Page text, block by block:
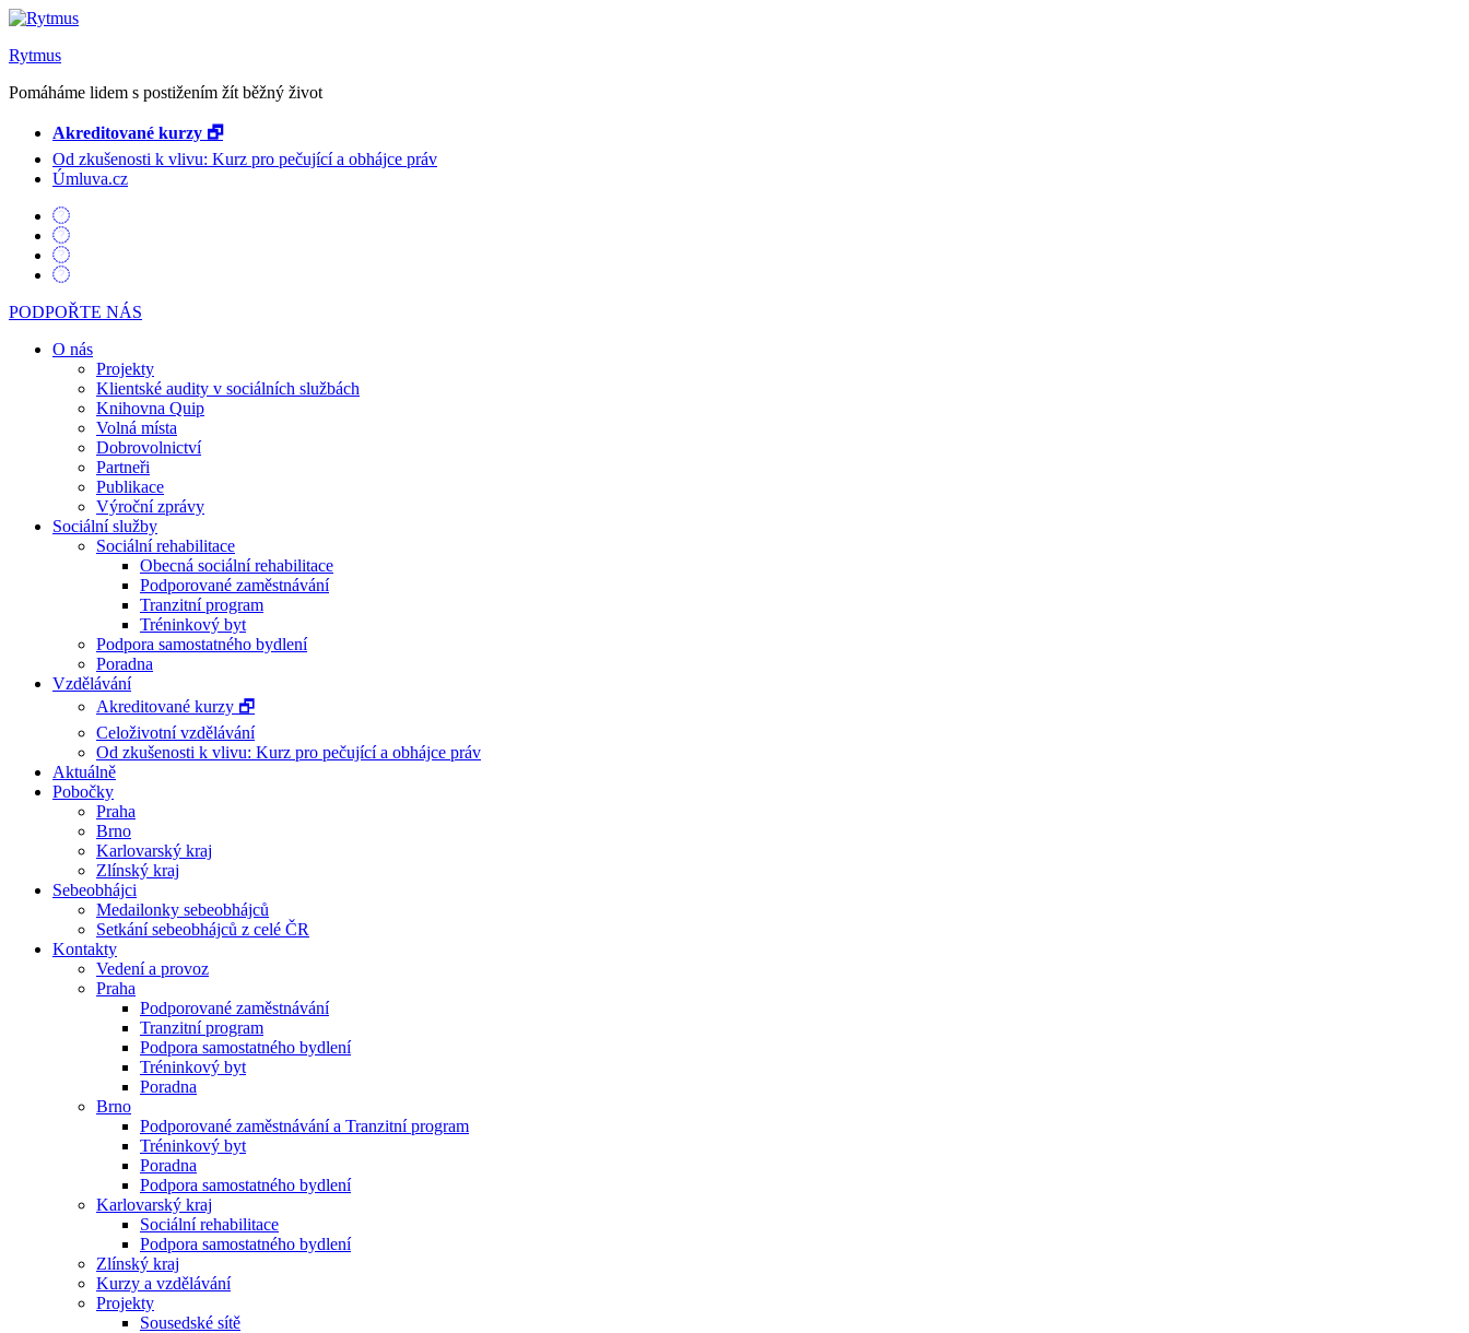
Rytmus
Pomáháme lidem s postižením žít běžný život
Akreditované kurzy 🗗
Od zkušenosti k vlivu: Kurz pro pečující a obhájce práv
Úmluva.cz
PODPOŘTE NÁS
O nás
Projekty
Klientské audity v sociálních službách
Knihovna Quip
Volná místa
Dobrovolnictví
Partneři
Publikace
Výroční zprávy
Sociální služby
Sociální rehabilitace
Obecná sociální rehabilitace
Podporované zaměstnávání
Tranzitní program
Tréninkový byt
Podpora samostatného bydlení
Poradna
Vzdělávání
Akreditované kurzy 🗗
Celoživotní vzdělávání
Od zkušenosti k vlivu: Kurz pro pečující a obhájce práv
Aktuálně
Pobočky
Praha
Brno
Karlovarský kraj
Zlínský kraj
Sebeobhájci
Medailonky sebeobhájců
Setkání sebeobhájců z celé ČR
Kontakty
Vedení a provoz
Praha
Podporované zaměstnávání
Tranzitní program
Podpora samostatného bydlení
Tréninkový byt
Poradna
Brno
Podporované zaměstnávání a Tranzitní program
Tréninkový byt
Poradna
Podpora samostatného bydlení
Karlovarský kraj
Sociální rehabilitace
Podpora samostatného bydlení
Zlínský kraj
Kurzy a vzdělávání
Projekty
Sousedské sítě